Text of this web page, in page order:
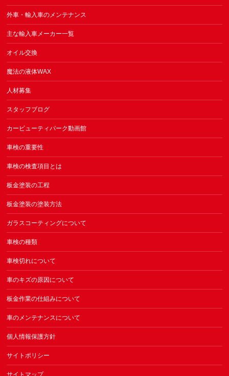
外車・輸入車のメンテナンス
主な輸入車メーカー一覧
オイル交換
魔法の液体WAX
人材募集
スタッフブログ
カービューティパーク動画館
車検の重要性
車検の検査項目とは
板金塗装の工程
板金塗装の塗装方法
ガラスコーティングについて
車検の種類
車検切れについて
車のキズの原因について
板金作業の仕組みについて
車のメンテナンスについて
個人情報保護方針
サイトポリシー
サイトマップ